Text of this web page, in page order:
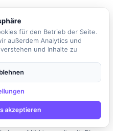
Junior Data
Verbesserung von Prognose-
ist. In dieser Rolle
entwickeln, um wertvolle
die kommerziellen Strategien
und helfen, Marktrisiken zu
für Energiemarkt und Strategie
bei der Kommerzialisierung
oder Dienstleistungen. Zu
einer Vielzahl
für den Betrieb der Seite.
außerdem Analytics und
und Inhalte zu
akzeptieren